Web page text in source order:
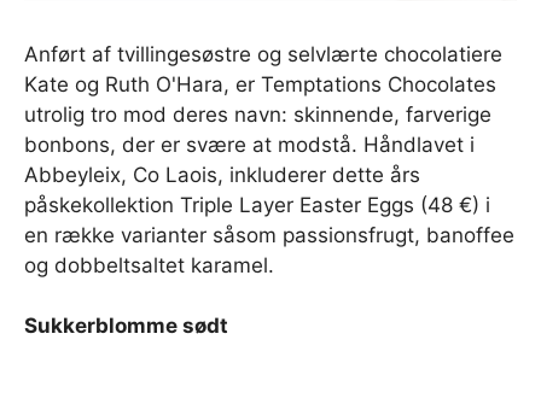
Anført af tvillingesøstre og selvlærte chocolatiere
Kate og Ruth O'Hara, er Temptations Chocolates
utrolig tro mod deres navn: skinnende, farverige
bonbons, der er svære at modstå. Håndlavet i
Abbeyleix, Co Laois, inkluderer dette års
påskekollektion Triple Layer Easter Eggs (48 €) i
en række varianter såsom passionsfrugt, banoffee
og dobbeltsaltet karamel.
Sukkerblomme sødt